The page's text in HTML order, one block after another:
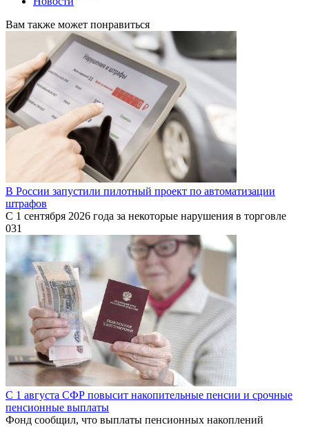
Вам также может понравиться
В России запустили пилотный проект по автоматизации
штрафов
С 1 сентября 2026 года за некоторые нарушения в торговле
031
С 1 августа СФР повысит накопительные пенсии и срочные
пенсионные выплаты
Фонд сообщил, что выплаты пенсионных накоплений